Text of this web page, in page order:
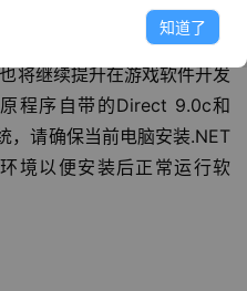
核心创意玩法的实现，而不
然已经停止了对XNA的支
将继续提升在游戏软件开发
程序自带的Direct 9.0c和
，请确保当前电脑安装.NET
境以便安装后正常运行软
知道了